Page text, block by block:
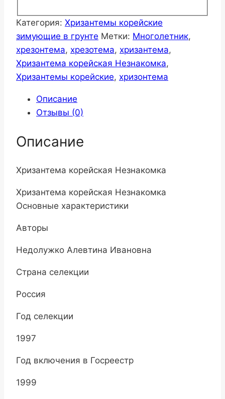
Категория: Хризантемы корейские
зимующие в грунте Метки: Многолетник,
хрезонтема, хрезотема, хризантема,
Хризантема корейская Незнакомка,
Хризантемы корейские, хризонтема
Описание
Отзывы (0)
Описание
Хризантема корейская Незнакомка
Хризантема корейская Незнакомка
Основные характеристики
Авторы
Недолужко Алевтина Ивановна
Страна селекции
Россия
Год селекции
1997
Год включения в Госреестр
1999